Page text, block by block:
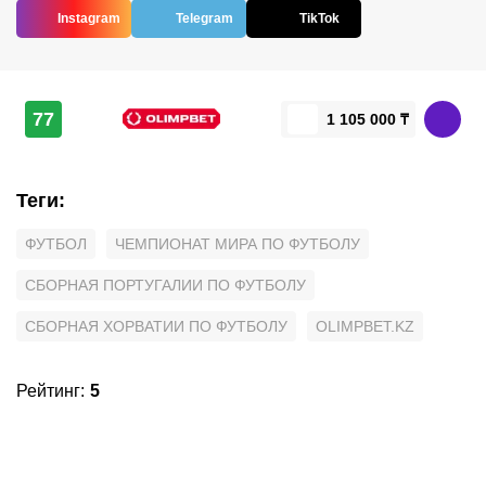
Instagram Telegram TikTok
77 1 105 000 ₸
Теги:
ФУТБОЛ ЧЕМПИОНАТ МИРА ПО ФУТБОЛУ
СБОРНАЯ ПОРТУГАЛИИ ПО ФУТБОЛУ
СБОРНАЯ ХОРВАТИИ ПО ФУТБОЛУ OLIMPBET.KZ
Рейтинг: 5